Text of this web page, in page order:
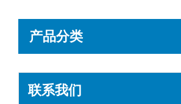
产品分类
联系我们